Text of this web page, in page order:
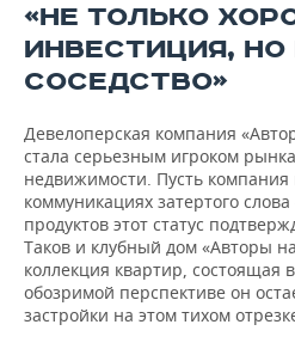
«НЕ ТОЛЬКО
ИНВЕСТИЦИЯ, НО
СОСЕДСТВО»
Девелоперская компания
стала серьезным игроком
недвижимости. Пусть компания
коммуникациях затертого
продуктов этот статус
Таков и клубный дом «Авторы
коллекция квартир, состоящая
обозримой перспективе он
застройки на этом тихом